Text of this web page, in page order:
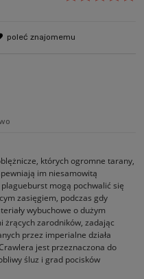
poleć znajomemu
których ogromne tarany,
im niesamowitą
mogą pochwalić się
zasięgiem, podczas gdy
wybuchowe o dużym
zarodników, zadając
przez imperialne działa
jest przeznaczona do
śluz i grad pocisków